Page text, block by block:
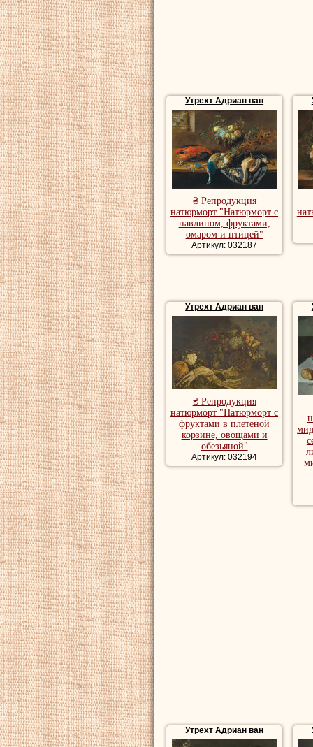
Утрехт Адриан ван
₴ Репродукция
натюрморт "Натюрморт с
павлином, фруктами,
омаром и птицей"
Артикул: 032187
Утрехт Адриан ван
₴ Репродукция
натюрморт "Натюрморт с
фруктами в плетеной
корзине, овощами и
обезьяной"
Артикул: 032194
Утрехт Адриан ван